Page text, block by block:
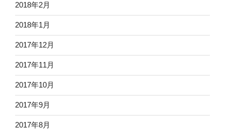
2018年2月
2018年1月
2017年12月
2017年11月
2017年10月
2017年9月
2017年8月